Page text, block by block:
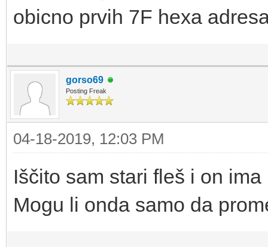
obicno prvih 7F hexa
gorso69
Posting Freak
04-18-2019, 12:03 PM
Iščito sam stari fleš i on
Mogu li onda samo da